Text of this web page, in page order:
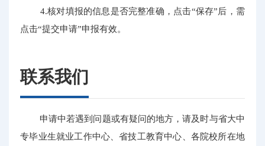
4.核对填报的信息是否完整准确，点击“保存”后，需
点击“提交申请”申报有效。
联系我们
申请中若遇到问题或有疑问的地方，请及时与省大中
专毕业生就业工作中心、省技工教育中心、各院校所在地